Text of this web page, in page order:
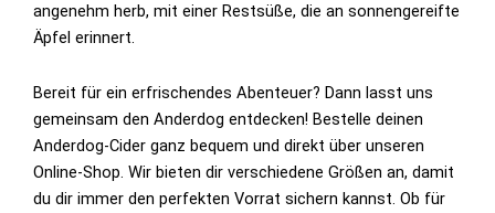
angenehm herb, mit einer Restsüße, die an sonnengereifte
Äpfel erinnert.
Bereit für ein erfrischendes Abenteuer? Dann lasst uns
gemeinsam den Anderdog entdecken! Bestelle deinen
Anderdog-Cider ganz bequem und direkt über unseren
Online-Shop. Wir bieten dir verschiedene Größen an, damit
du dir immer den perfekten Vorrat sichern kannst. Ob für